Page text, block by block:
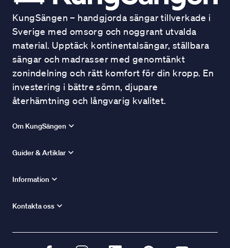
KungSängen – handgjorda sängar tillverkade i
Sverige med omsorg och noggrant utvalda
material. Upptäck kontinentalsängar, ställbara
sängar och madrasser med genomtänkt
zonindelning och rätt komfort för din kropp. En
investering i bättre sömn, djupare
återhämtning och långvarig kvalitet.
Om KungSängen
Guider & Artiklar
Information
Kontakta oss